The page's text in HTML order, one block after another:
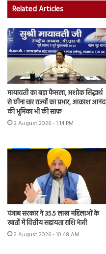
Related Articles
मायावती का बड़ा फैसला, अशोक सिद्धार्थ
से छीना चार राज्यों का प्रभार, आकाश आनंद
की भूमिका भी की साफ
2 August 2026 - 1:14 PM
पंजाब सरकार ने 35.5 लाख महिलाओं के
खातों में वित्तीय सहायता राशि भेजी
2 August 2026 - 10:48 AM